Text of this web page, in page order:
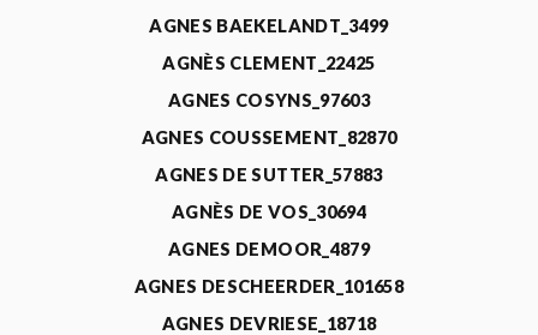
AGNES BAEKELANDT_3499
AGNÈS CLEMENT_22425
AGNES COSYNS_97603
AGNES COUSSEMENT_82870
AGNES DE SUTTER_57883
AGNÈS DE VOS_30694
AGNES DEMOOR_4879
AGNES DESCHEERDER_101658
AGNES DEVRIESE_18718